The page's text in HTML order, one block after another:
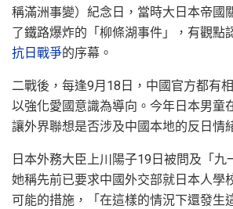
稱滿洲事變）紀念日，當時大日本帝國
了鐵路爆炸的「柳條湖事件」，有觀點
抗日戰爭的序幕。
二戰後，每逢9月18日，中國官方都有
以強化愛國意識為導向。今年日本男童
讓外界聯想是否涉及中國本地的反日情
日本外務大臣上川陽子19日被問及「九
她稱先前已要求中國外交部就日本人學
可能的措施，「在這樣的情況下還發生